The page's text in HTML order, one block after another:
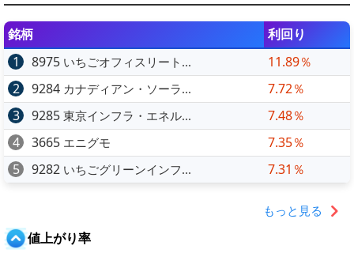
銘柄
利回り
1
8975 いちごオフィスリート...
11.89％
2
9284 カナディアン・ソーラ...
7.72％
3
9285 東京インフラ・エネル...
7.48％
4
3665 エニグモ
7.35％
5
9282 いちごグリーンインフ... 7.31％
もっと見る
値上がり率